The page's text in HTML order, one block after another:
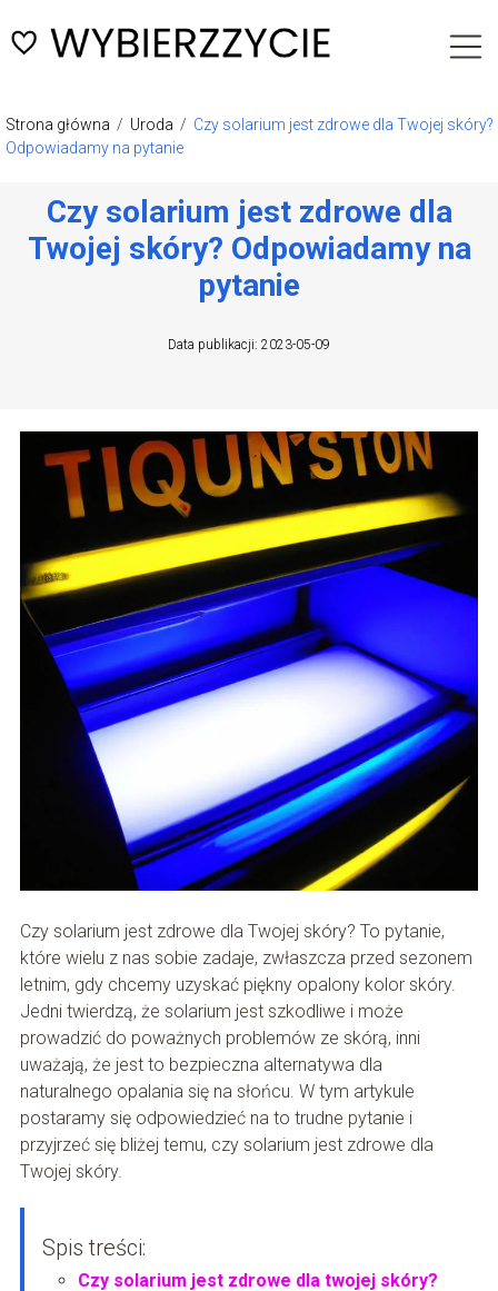
Strona główna / Uroda / Czy solarium jest zdrowe dla Twojej skóry?
Odpowiadamy na pytanie
Czy solarium jest zdrowe dla
Twojej skóry? Odpowiadamy na
pytanie
Data publikacji: 2023-05-09
Czy solarium jest zdrowe dla Twojej skóry? To pytanie,
które wielu z nas sobie zadaje, zwłaszcza przed sezonem
letnim, gdy chcemy uzyskać piękny opalony kolor skóry.
Jedni twierdzą, że solarium jest szkodliwe i może
prowadzić do poważnych problemów ze skórą, inni
uważają, że jest to bezpieczna alternatywa dla
naturalnego opalania się na słońcu. W tym artykule
postaramy się odpowiedzieć na to trudne pytanie i
przyjrzeć się bliżej temu, czy solarium jest zdrowe dla
Twojej skóry.
Spis treści:
Czy solarium jest zdrowe dla twojej skóry?